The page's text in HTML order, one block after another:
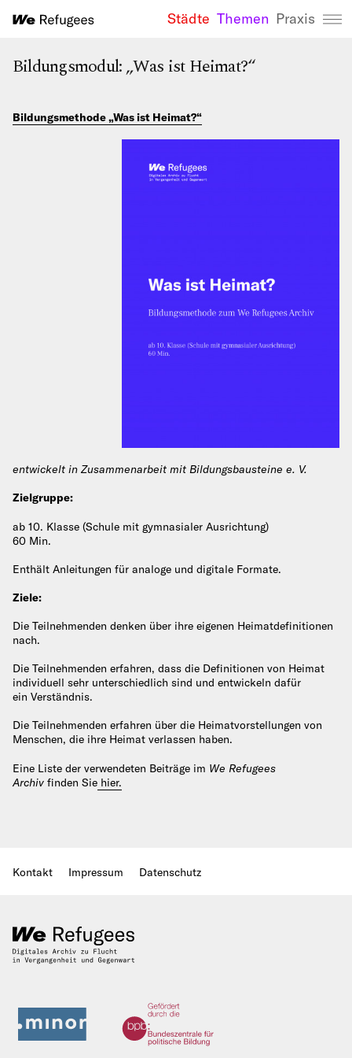
We Refugees
Städte Themen Praxis
Bildungsmodul: „Was ist Heimat?“
Bildungsmethode „Was ist Heimat?“
entwickelt in Zusammenarbeit mit Bildungsbausteine e. V.
Zielgruppe:
ab 10. Klasse (Schule mit gymnasialer Ausrichtung)
60 Min.
Enthält Anleitungen für analoge und digitale Formate.
Ziele:
Die Teilnehmenden denken über ihre eigenen Heimatdefinitionen
nach.
Die Teilnehmenden erfahren, dass die Definitionen von Heimat
individuell sehr unterschiedlich sind und entwickeln dafür
ein Verständnis.
Die Teilnehmenden erfahren über die Heimatvorstellungen von
Menschen, die ihre Heimat verlassen haben.
Eine Liste der verwendeten Beiträge im We Refugees
Archiv finden Sie hier.
Kontakt Impressum Datenschutz